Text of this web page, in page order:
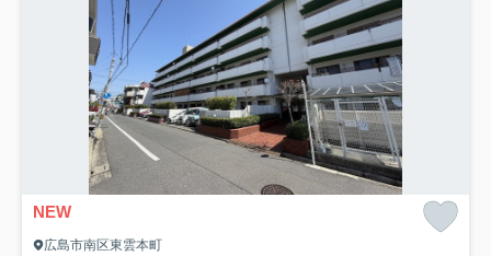
NEW
広島市南区東雲本町